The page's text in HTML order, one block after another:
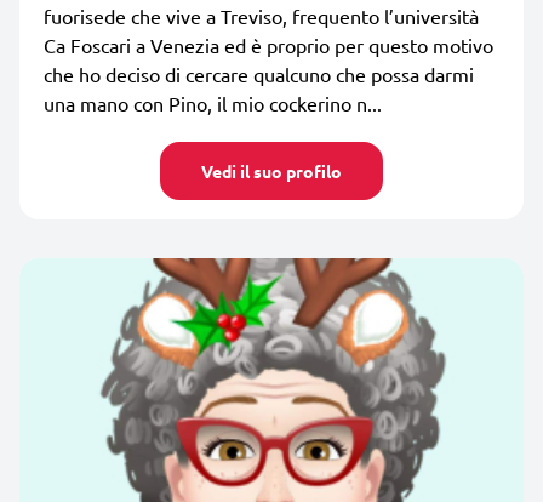
fuorisede che vive a Treviso, frequento l’università
Ca Foscari a Venezia ed è proprio per questo motivo
che ho deciso di cercare qualcuno che possa darmi
una mano con Pino, il mio cockerino n...
Vedi il suo profilo